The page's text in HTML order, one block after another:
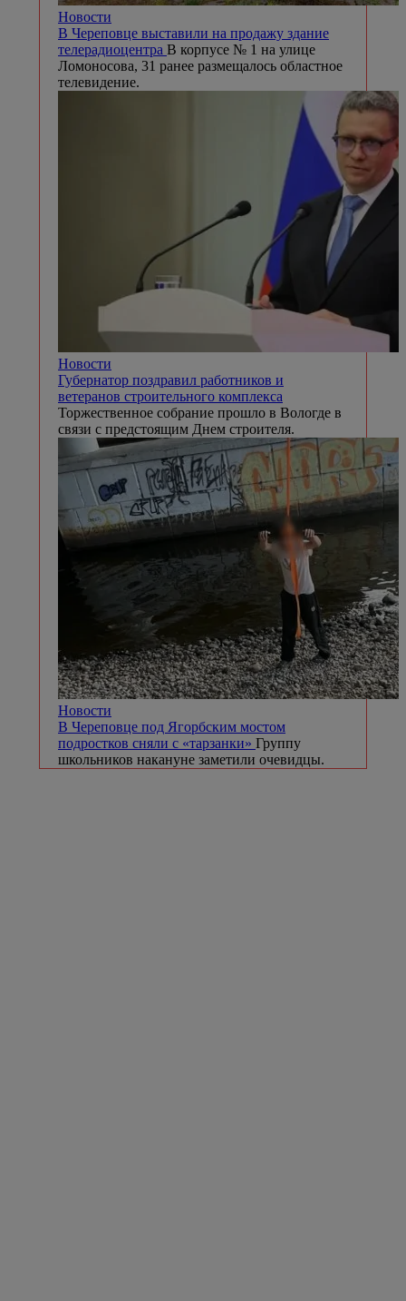
Новости
В Череповце выставили на продажу здание
телерадиоцентра В корпусе № 1 на улице
Ломоносова, 31 ранее размещалось областное
телевидение.
Новости
Губернатор поздравил работников и
ветеранов строительного комплекса
Торжественное собрание прошло в Вологде в
связи с предстоящим Днем строителя.
Новости
В Череповце под Ягорбским мостом
подростков сняли с «тарзанки» Группу
школьников накануне заметили очевидцы.